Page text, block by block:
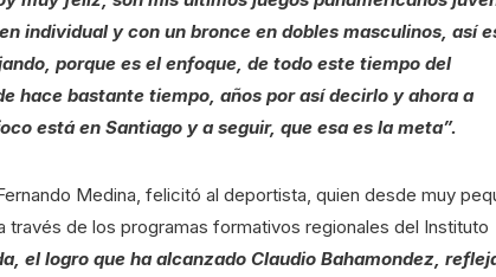
individual y con un bronce en dobles masculinos, así
porque es el enfoque, de todo este tiempo del
hace bastante tiempo, años por así decirlo y ahora a
está en Santiago y a seguir, que esa es la meta”.
Medina, felicitó al deportista, quien desde muy
través de los programas formativos regionales del Instituto
el logro que ha alcanzado Claudio Bahamondez,